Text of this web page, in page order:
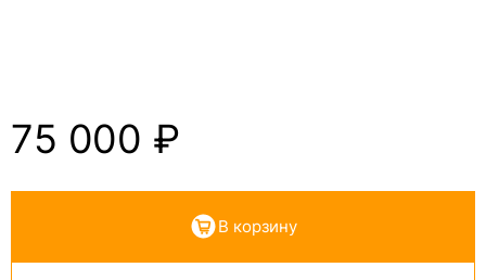
75 000 ₽
В корзину